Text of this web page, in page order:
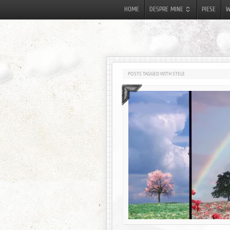
HOME DESPRE MINE PIESE
POSTS TAGGED WITH STELE